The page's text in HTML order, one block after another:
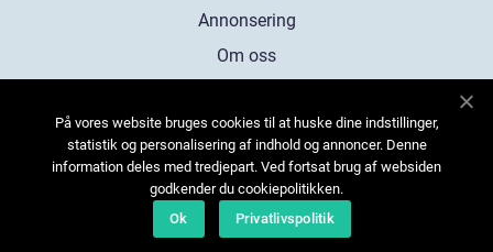
Annonsering
Om oss
Kontakta oss
Sitemap
På vores website bruges cookies til at huske dine indstillinger,
statistik og personalisering af indhold og annoncer. Denne
information deles med tredjepart. Ved fortsat brug af websiden
godkender du cookiepolitikken.
Ok
Privatlivspolitik